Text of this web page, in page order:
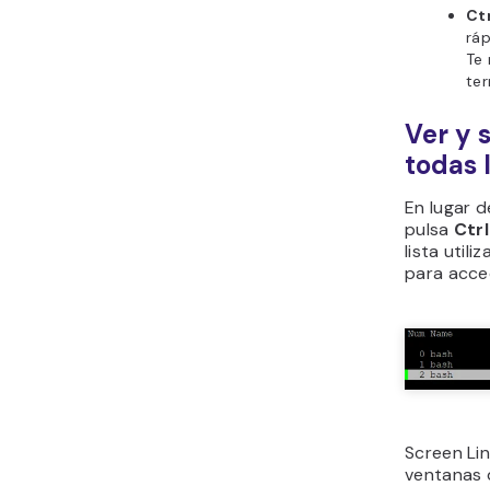
Ver y
todas
En lugar
pulsa
lista
para
Screen
ventanas